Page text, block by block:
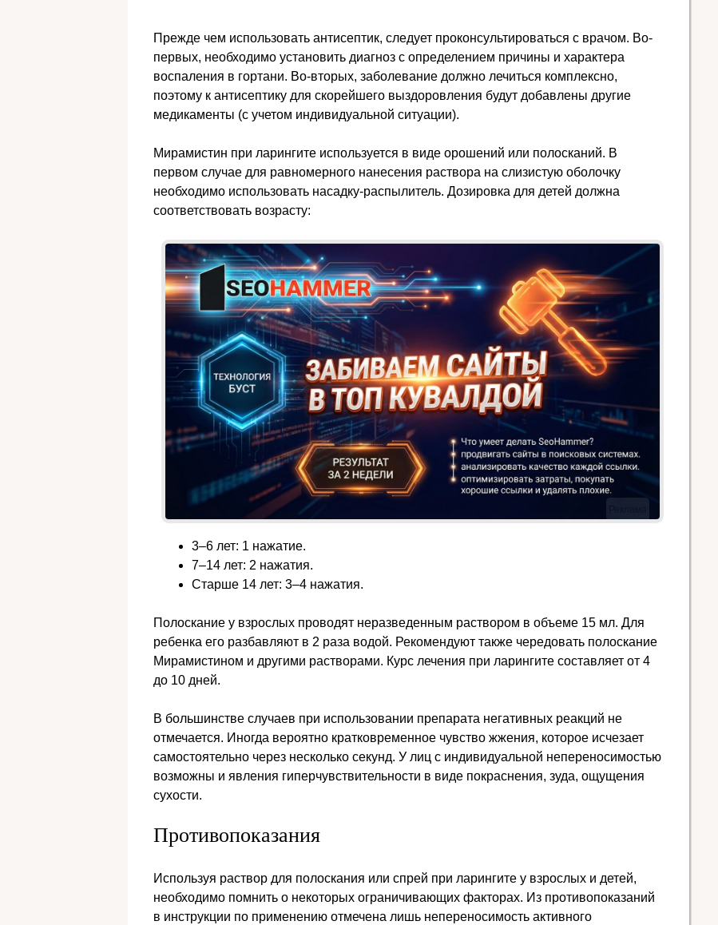
Прежде чем использовать антисептик, следует проконсультироваться с врачом. Во-
первых, необходимо установить диагноз с определением причины и характера
воспаления в гортани. Во-вторых, заболевание должно лечиться комплексно,
поэтому к антисептику для скорейшего выздоровления будут добавлены другие
медикаменты (с учетом индивидуальной ситуации).
Мирамистин при ларингите используется в виде орошений или полосканий. В
первом случае для равномерного нанесения раствора на слизистую оболочку
необходимо использовать насадку-распылитель. Дозировка для детей должна
соответствовать возрасту:
3–6 лет: 1 нажатие.
7–14 лет: 2 нажатия.
Старше 14 лет: 3–4 нажатия.
Полоскание у взрослых проводят неразведенным раствором в объеме 15 мл. Для
ребенка его разбавляют в 2 раза водой. Рекомендуют также чередовать полоскание
Мирамистином и другими растворами. Курс лечения при ларингите составляет от 4
до 10 дней.
В большинстве случаев при использовании препарата негативных реакций не
отмечается. Иногда вероятно кратковременное чувство жжения, которое исчезает
самостоятельно через несколько секунд. У лиц с индивидуальной непереносимостью
возможны и явления гиперчувствительности в виде покраснения, зуда, ощущения
сухости.
Противопоказания
Используя раствор для полоскания или спрей при ларингите у взрослых и детей,
необходимо помнить о некоторых ограничивающих факторах. Из противопоказаний
в инструкции по применению отмечена лишь непереносимость активного